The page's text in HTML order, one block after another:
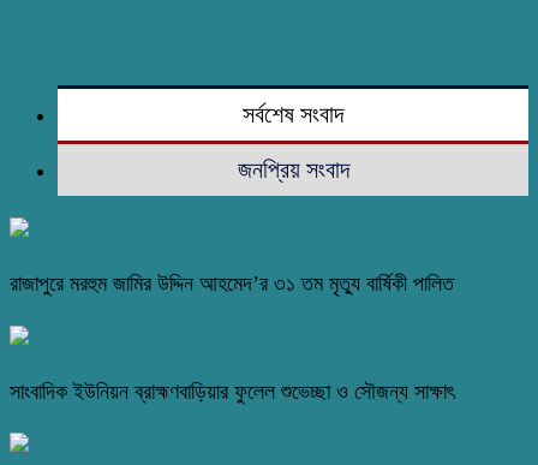
সর্বশেষ সংবাদ
জনপ্রিয় সংবাদ
রাজাপুরে মরহুম জামির উদ্দিন আহমেদ’র ৩১ তম মৃত্যু বার্ষিকী পালিত
সাংবাদিক ইউনিয়ন ব্রাহ্মণবাড়িয়ার ফুলেল শুভেচ্ছা ও সৌজন্য সাক্ষাৎ